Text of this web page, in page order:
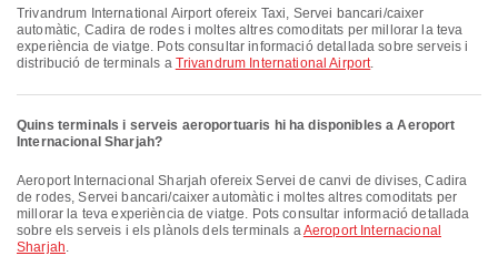
Trivandrum International Airport ofereix Taxi, Servei bancari/caixer
automàtic, Cadira de rodes i moltes altres comoditats per millorar la teva
experiència de viatge. Pots consultar informació detallada sobre serveis i
distribució de terminals a Trivandrum International Airport.
Quins terminals i serveis aeroportuaris hi ha disponibles a Aeroport
Internacional Sharjah?
Aeroport Internacional Sharjah ofereix Servei de canvi de divises, Cadira
de rodes, Servei bancari/caixer automàtic i moltes altres comoditats per
millorar la teva experiència de viatge. Pots consultar informació detallada
sobre els serveis i els plànols dels terminals aAeroport Internacional
Sharjah.